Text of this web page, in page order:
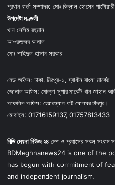
প্রধান বার্তা সম্পাদক: মোঃ বিল্লাল হোসেন পাটোয়ারী
উপদেষ্টা মণ্ডলী
খান সেলিম রহমান
আওরঙ্গজেব কামাল
মোঃ শাহিদুল হাসান সরকার
হেড অফিস: ঢাকা, মিরপুর-১, স্বাধীন বাংলা মার্কেট
জোনাল অফিস: মোল্লা সুপার মার্কেট খান জাহান
আঞ্চলিক অফিস: চেয়ারম্যান ঘাট ষোলঘর চাঁদপুর।
মোবাইল: 01716159137, 01757813433
বিডি মেঘনা নিউজ ২৪ দেশ ও প্রবাসের সকল সংবাদ
BDMeghnanews24 is one of the
has begun with commitment of
and independent journalism.